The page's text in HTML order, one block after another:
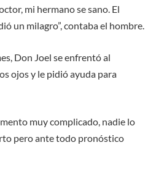
mi hermano se sano. El
un milagro”, contaba el hombre.
Don Joel se enfrentó al
ojos y le pidió ayuda para
muy complicado, nadie lo
pero ante todo pronóstico